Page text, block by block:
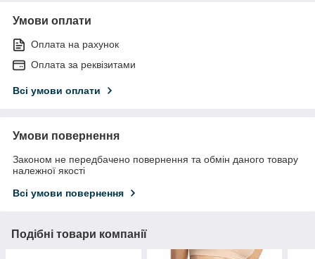
Умови оплати
Оплата на рахунок
Оплата за реквізитами
Всі умови оплати
Умови повернення
Законом не передбачено повернення та обмін даного товару
належної якості
Всі умови повернення
Подібні товари компанії